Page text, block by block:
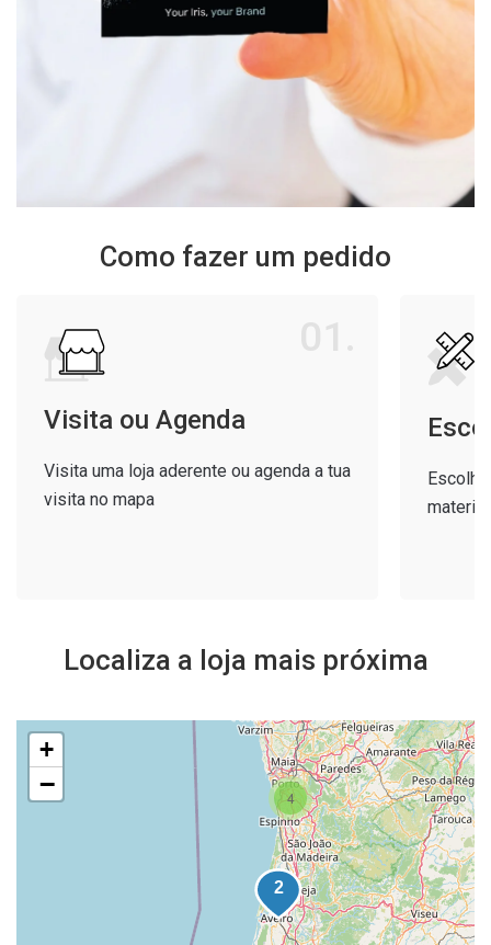
Como fazer um pedido
Visita ou Agenda
Visita uma loja aderente ou agenda a tua
visita no mapa
Localiza a loja mais próxima
4
+
−